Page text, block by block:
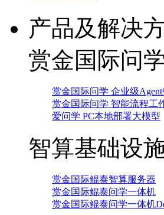
产品及解决
赏金国际问
赏金国际问学 企业级Agent
赏金国际问学 智能流程工
爱问学 PC本地部署大模型
智算基础设
赏金国际鲲泰智算服务器
赏金国际鲲泰问学一体机
赏金国际鲲泰问学一体机